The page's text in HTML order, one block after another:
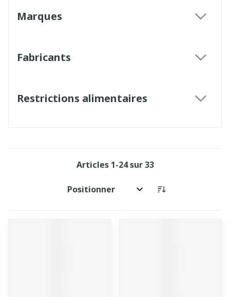
Marques
Fabricants
Restrictions alimentaires
Articles 1-24sur33
Trier par: